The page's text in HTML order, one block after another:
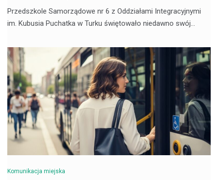
Przedszkole Samorządowe nr 6 z Oddziałami Integracyjnymi
im. Kubusia Puchatka w Turku świętowało niedawno swój…
Komunikacja miejska